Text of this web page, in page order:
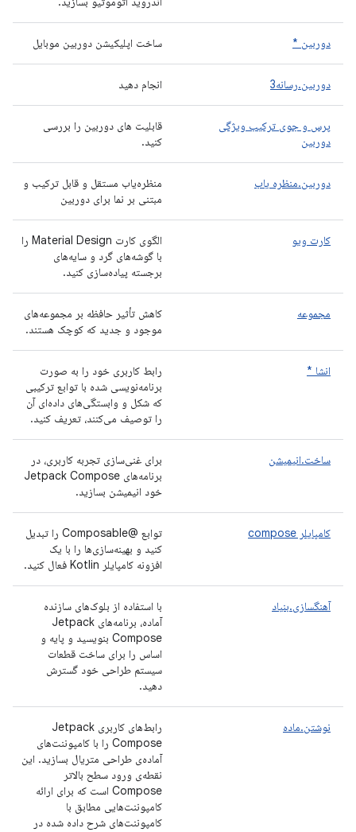
دوربین * ساخت اپلیکیشن دوربین موبایل
دوربین.رسانه3 انجام دهید
پرس و جوی ترکیب ویژگی
دوربین
قابلیت های دوربین را بررسی
کنید.
دوربین.منظره یاب
منظره‌یاب مستقل و قابل ترکیب و
مبتنی بر نما برای دوربین
کارت ویو
الگوی کارت Material Design را
با گوشه‌های گرد و سایه‌های
برجسته پیاده‌سازی کنید.
مجموعه
کاهش تأثیر حافظه بر مجموعه‌های
موجود و جدید که کوچک هستند.
انشا *
رابط کاربری خود را به صورت
برنامه‌نویسی شده با توابع ترکیبی
که شکل و وابستگی‌های داده‌ای آن
را توصیف می‌کنند، تعریف کنید.
ساخت.انیمیشن
برای غنی‌سازی تجربه کاربری، در
برنامه‌های Jetpack Compose
خود انیمیشن بسازید.
کامپایلر compose
توابع @Composable را تبدیل
کنید و بهینه‌سازی‌ها را با یک
افزونه کامپایلر Kotlin فعال کنید.
آهنگسازی.بنیاد
با استفاده از بلوک‌های سازنده
آماده، برنامه‌های Jetpack
Compose بنویسید و پایه و
اساس را برای ساخت قطعات
سیستم طراحی خود گسترش
دهید.
نوشتن.ماده
رابط‌های کاربری Jetpack
Compose را با کامپوننت‌های
آماده‌ی طراحی متریال بسازید. این
نقطه‌ی ورود سطح بالاتر
Compose است که برای ارائه
کامپوننت‌هایی مطابق با
کامپوننت‌های شرح داده شده در